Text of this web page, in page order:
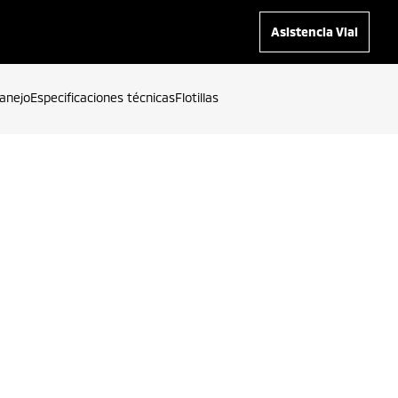
Asistencia Vial
Especificaciones técnicasFlotillas